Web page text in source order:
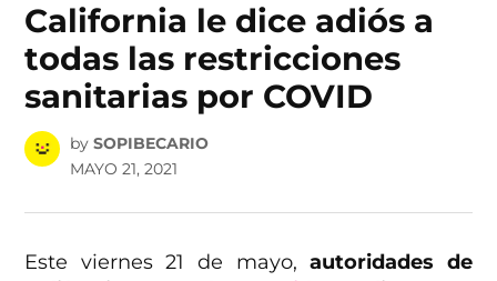
California le dice adiós a
todas las restricciones
sanitarias por COVID
by SOPIBECARIO
MAYO 21, 2021
Este viernes 21 de mayo,autoridades de